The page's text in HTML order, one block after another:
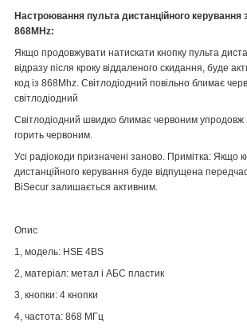
Настроювання пульта дистанційного керування
868MHz:
Якщо продовжувати натискати кнопку пульта
відразу після кроку віддаленого скидання, буде
код із 868Mhz. Світлодіодний повільно блимає
світлодіодний
Світлодіодний швидко блимає червоним упродовж
горить червоним.
Усі радіокоди призначені заново. Примітка: Якщо
дистанційного керування буде відпущена
BiSecur залишається активним.
Опис
1, модель: HSE 4BS
2, матеріал: метал і АБС пластик
3, кнопки: 4 кнопки
4, частота: 868 МГц